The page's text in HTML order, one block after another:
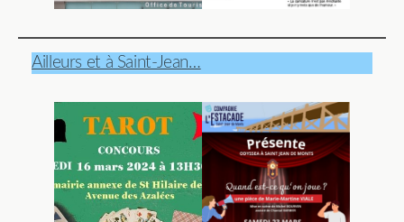
Ailleurs et à Saint-Jean…